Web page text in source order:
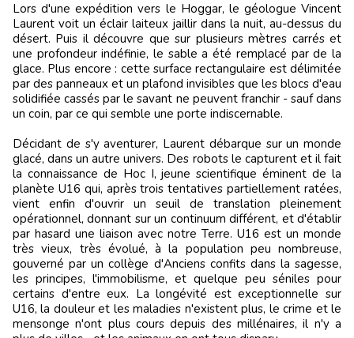
Lors d'une expédition vers le Hoggar, le géologue Vincent
Laurent voit un éclair laiteux jaillir dans la nuit, au-dessus du
désert. Puis il découvre que sur plusieurs mètres carrés et
une profondeur indéfinie, le sable a été remplacé par de la
glace. Plus encore : cette surface rectangulaire est délimitée
par des panneaux et un plafond invisibles que les blocs d'eau
solidifiée cassés par le savant ne peuvent franchir - sauf dans
un coin, par ce qui semble une porte indiscernable.
Décidant de s'y aventurer, Laurent débarque sur un monde
glacé, dans un autre univers. Des robots le capturent et il fait
la connaissance de Hoc I, jeune scientifique éminent de la
planète U16 qui, après trois tentatives partiellement ratées,
vient enfin d'ouvrir un seuil de translation pleinement
opérationnel, donnant sur un continuum différent, et d'établir
par hasard une liaison avec notre Terre. U16 est un monde
très vieux, très évolué, à la population peu nombreuse,
gouverné par un collège d'Anciens confits dans la sagesse,
les principes, l'immobilisme, et quelque peu séniles pour
certains d'entre eux. La longévité est exceptionnelle sur
U16, la douleur et les maladies n'existent plus, le crime et le
mensonge n'ont plus cours depuis des millénaires, il n'y a